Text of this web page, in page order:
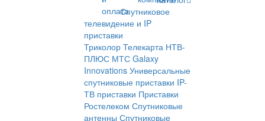
оплатаСпутниковое
телевидение и IP
приставки
Триколор Телекарта НТВ-
ПЛЮС МТС Galaxy
Innovations Универсальные
спутниковые приставки IP-
ТВ приставки Приставки
Ростелеком Спутниковые
антенны Спутниковые